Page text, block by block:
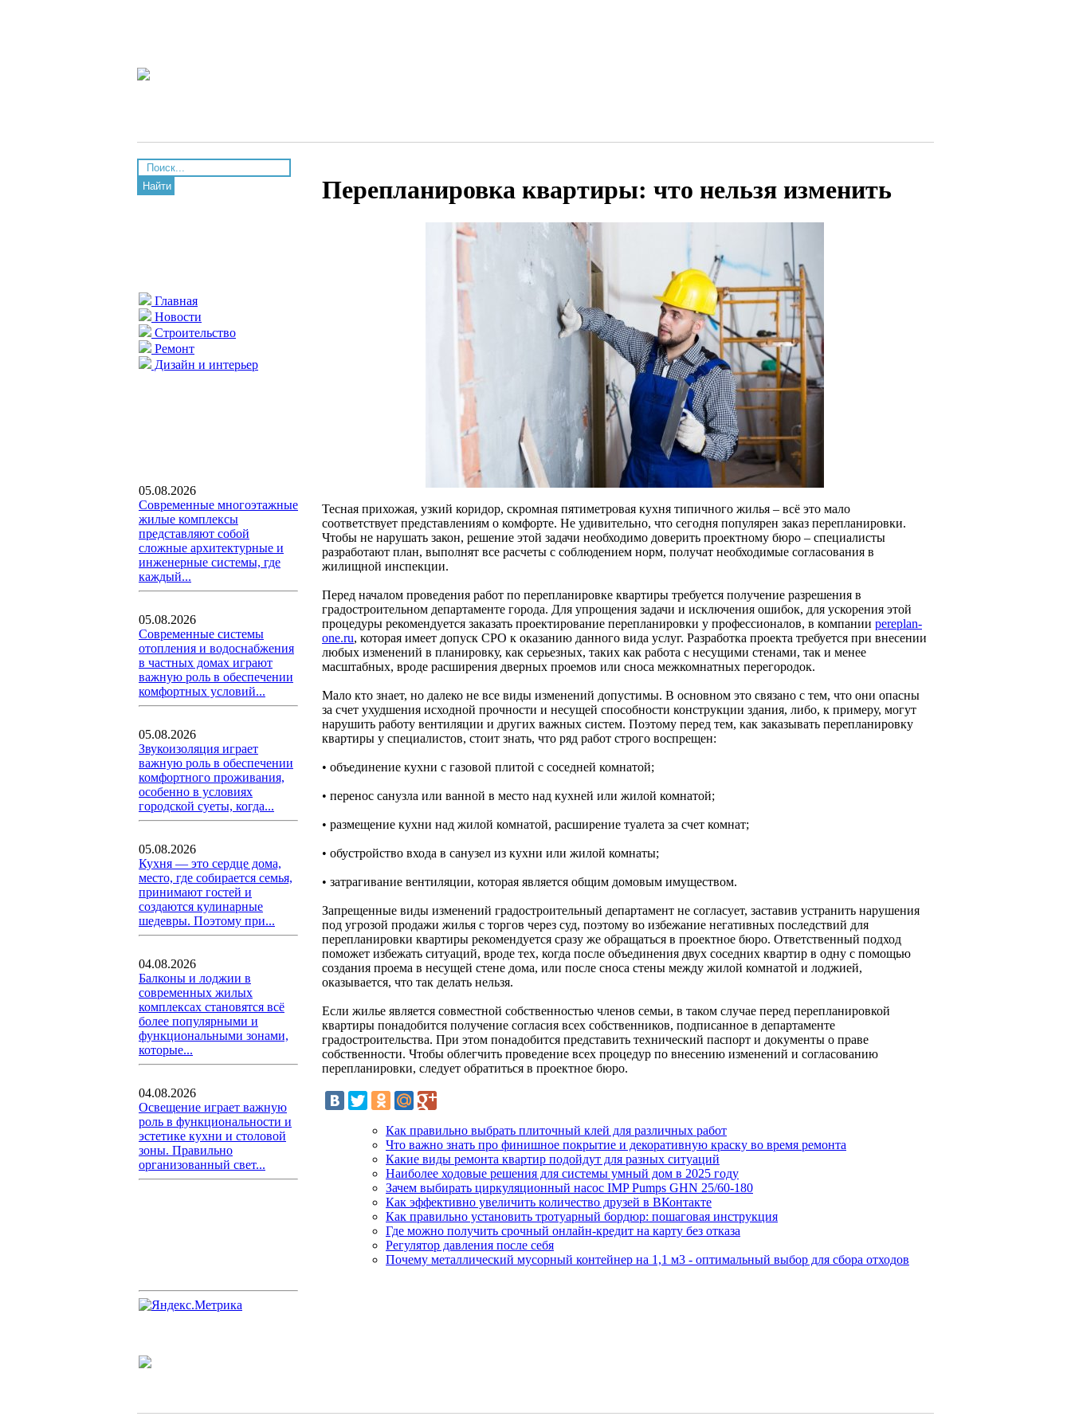
Найти
Главная
Новости
Строительство
Ремонт
Дизайн и интерьер
05.08.2026
Современные многоэтажные
жилые комплексы
представляют собой
сложные архитектурные и
инженерные системы, где
каждый...
05.08.2026
Современные системы
отопления и водоснабжения
в частных домах играют
важную роль в обеспечении
комфортных условий...
05.08.2026
Звукоизоляция играет
важную роль в обеспечении
комфортного проживания,
особенно в условиях
городской суеты, когда...
05.08.2026
Кухня — это сердце дома,
место, где собирается семья,
принимают гостей и
создаются кулинарные
шедевры. Поэтому при...
04.08.2026
Балконы и лоджии в
современных жилых
комплексах становятся всё
более популярными и
функциональными зонами,
которые...
04.08.2026
Освещение играет важную
роль в функциональности и
эстетике кухни и столовой
зоны. Правильно
организованный свет...
Перепланировка квартиры: что нельзя изменить
Тесная прихожая, узкий коридор, скромная пятиметровая кухня типичного жилья – всё это мало
соответствует представлениям о комфорте. Не удивительно, что сегодня популярен заказ перепланировки.
Чтобы не нарушать закон, решение этой задачи необходимо доверить проектному бюро – специалисты
разработают план, выполнят все расчеты с соблюдением норм, получат необходимые согласования в
жилищной инспекции.
Перед началом проведения работ по перепланировке квартиры требуется получение разрешения в
градостроительном департаменте города. Для упрощения задачи и исключения ошибок, для ускорения этой
процедуры рекомендуется заказать проектирование перепланировки у профессионалов, в компании pereplan-
one.ru, которая имеет допуск СРО к оказанию данного вида услуг. Разработка проекта требуется при внесении
любых изменений в планировку, как серьезных, таких как работа с несущими стенами, так и менее
масштабных, вроде расширения дверных проемов или сноса межкомнатных перегородок.
Мало кто знает, но далеко не все виды изменений допустимы. В основном это связано с тем, что они опасны
за счет ухудшения исходной прочности и несущей способности конструкции здания, либо, к примеру, могут
нарушить работу вентиляции и других важных систем. Поэтому перед тем, как заказывать перепланировку
квартиры у специалистов, стоит знать, что ряд работ строго воспрещен:
• объединение кухни с газовой плитой с соседней комнатой;
• перенос санузла или ванной в место над кухней или жилой комнатой;
• размещение кухни над жилой комнатой, расширение туалета за счет комнат;
• обустройство входа в санузел из кухни или жилой комнаты;
• затрагивание вентиляции, которая является общим домовым имуществом.
Запрещенные виды изменений градостроительный департамент не согласует, заставив устранить нарушения
под угрозой продажи жилья с торгов через суд, поэтому во избежание негативных последствий для
перепланировки квартиры рекомендуется сразу же обращаться в проектное бюро. Ответственный подход
поможет избежать ситуаций, вроде тех, когда после объединения двух соседних квартир в одну с помощью
создания проема в несущей стене дома, или после сноса стены между жилой комнатой и лоджией,
оказывается, что так делать нельзя.
Если жилье является совместной собственностью членов семьи, в таком случае перед перепланировкой
квартиры понадобится получение согласия всех собственников, подписанное в департаменте
градостроительства. При этом понадобится представить технический паспорт и документы о праве
собственности. Чтобы облегчить проведение всех процедур по внесению изменений и согласованию
перепланировки, следует обратиться в проектное бюро.
Как правильно выбрать плиточный клей для различных работ
Что важно знать про финишное покрытие и декоративную краску во время ремонта
Какие виды ремонта квартир подойдут для разных ситуаций
Наиболее ходовые решения для системы умный дом в 2025 году
Зачем выбирать циркуляционный насос IMP Pumps GHN 25/60-180
Как эффективно увеличить количество друзей в ВКонтакте
Как правильно установить тротуарный бордюр: пошаговая инструкция
Где можно получить срочный онлайн-кредит на карту без отказа
Регулятор давления после себя
Почему металлический мусорный контейнер на 1,1 м3 - оптимальный выбор для сбора отходов